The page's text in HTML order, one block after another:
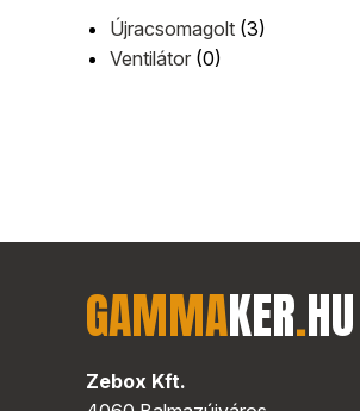
Újracsomagolt (3)
Ventilátor (0)
GAMMAKER.HU
Zebox Kft.